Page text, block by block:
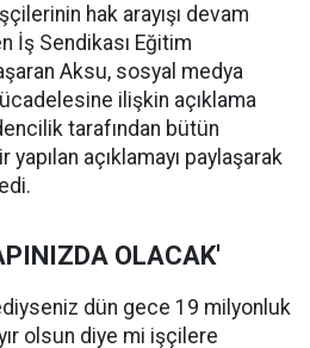
hak arayışı devam
İş Sendikası Eğitim
Aksu, sosyal medya
ilişkin açıklama
tarafından bütün
yapılan açıklamayı paylaşarak
OLACAK'
dün gece 19 milyonluk
olsun diye mi işçilere